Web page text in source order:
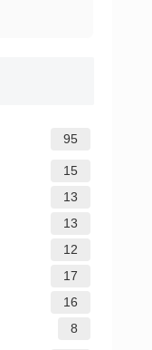
95
15
13
13
12
17
16
8